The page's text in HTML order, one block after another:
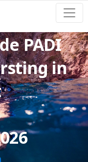
PADI
in